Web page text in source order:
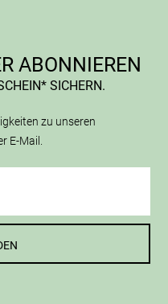
ABONNIEREN
SICHERN.
zu unseren
E-Mail.